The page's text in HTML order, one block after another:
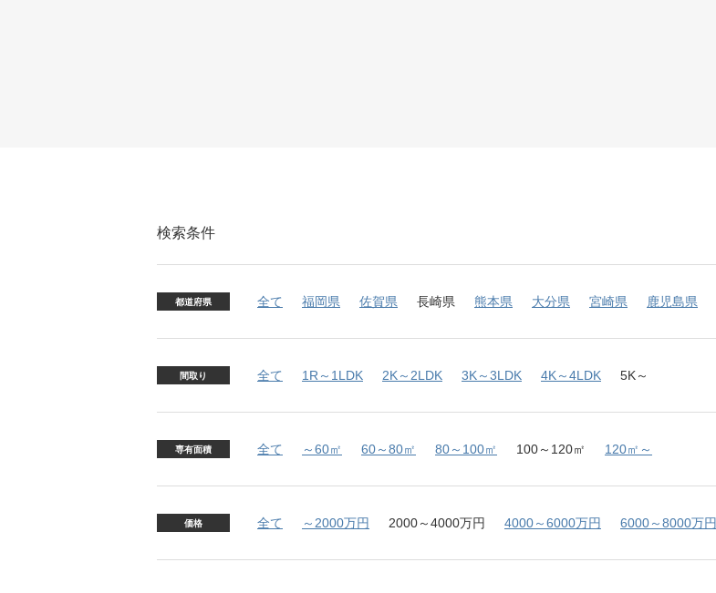
検索条件
都道府県 全て 福岡県 佐賀県 長崎県 熊本県 大分県 宮崎県 鹿児島県
間取り 全て 1R～1LDK 2K～2LDK 3K～3LDK 4K～4LDK 5K～
専有面積 全て ～60㎡ 60～80㎡ 80～100㎡ 100～120㎡ 120㎡～
価格 全て ～2000万円 2000～4000万円 4000～6000万円 6000～8000万円